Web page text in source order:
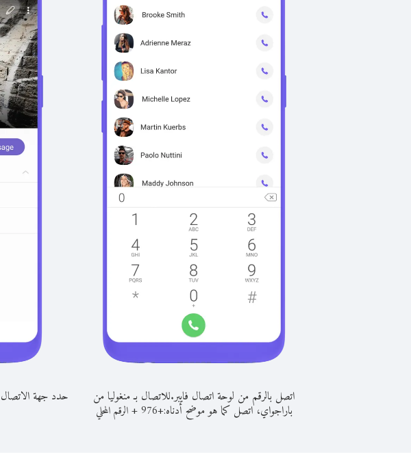
اتصل بالرقم من لوحة اتصال فايبر.للاتصال بـ منغوليا من
باراجواي، اتصل كما هو موضح أدناه:+
976
+الرقم المحلي
حدد جهة الاتصال